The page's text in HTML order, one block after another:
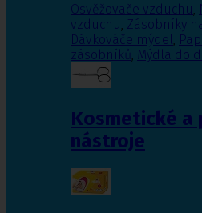
Osvěžovače vzduchu,
vzduchu, Zásobníky
Dávkováče mýdel,
zásobníků, Mýdla do
Kosmetické a
nástroje